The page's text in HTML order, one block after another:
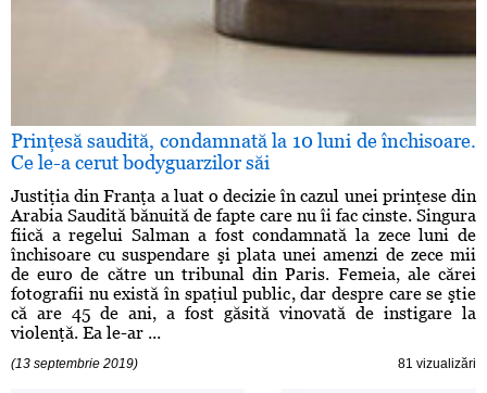
Prinţesă saudită, condamnată la 10 luni de închisoare.
Ce le-a cerut bodyguarzilor săi
Justiţia din Franţa a luat o decizie în cazul unei prinţese din
Arabia Saudită bănuită de fapte care nu îi fac cinste. Singura
fiică a regelui Salman a fost condamnată la zece luni de
închisoare cu suspendare şi plata unei amenzi de zece mii
de euro de către un tribunal din Paris. Femeia, ale cărei
fotografii nu există în spaţiul public, dar despre care se ştie
că are 45 de ani, a fost găsită vinovată de instigare la
violenţă. Ea le-ar ...
(13 septembrie 2019) 81 vizualizări